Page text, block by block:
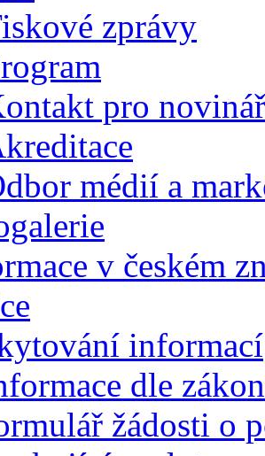
zprávy
pro
médií a
v českém
informací
dle
žádosti o